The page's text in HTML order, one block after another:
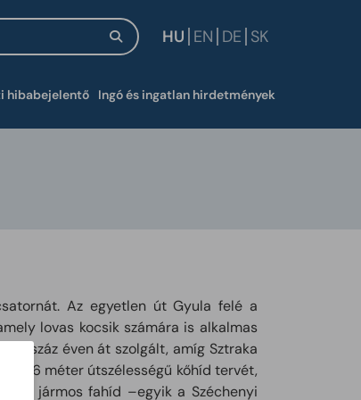
HU EN DE SK
hibabejelentő Ingó és ingatlan hirdetmények
Az egyetlen út Gyula felé a
lovas kocsik számára is alkalmas
száz éven át szolgált, amíg Sztraka
6 méter útszélességű kőhíd tervét,
két jármos fahíd –egyik a Széchenyi